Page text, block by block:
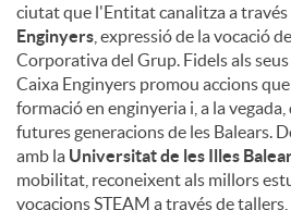
ciutat que l'Entitat canalitza a través
Enginyers , expressió de la vocació
Corporativa del Grup. Fidels als
Caixa Enginyers promou accions
formació en enginyeria i, a la
futures generacions de les Balears.
amb la Universitat de les Illes
mobilitat, reconeixent als millors
vocacions STEAM a través de